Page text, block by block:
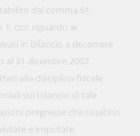
dal comma 61,
con riguardo ai
in bilancio a decorrere
31 dicembre 2007.
alla disciplina fiscale
sul bilancio di tale
pregresse che risultino
e imputate